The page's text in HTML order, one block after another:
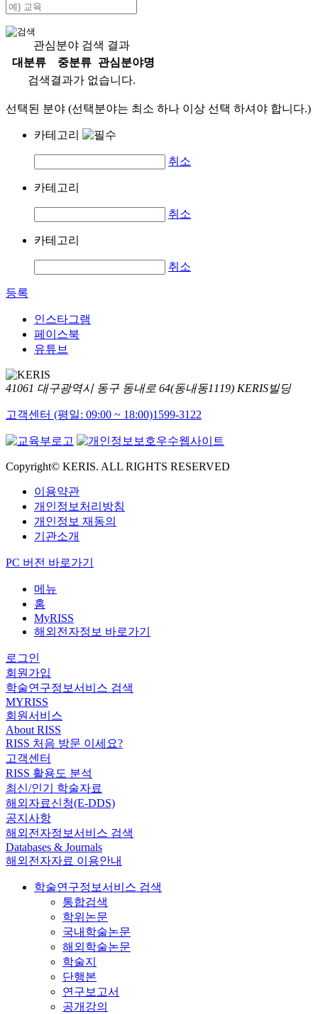
관심분야 검색 결과
대분류
중분류
관심분야명
검색결과가 없습니다.
선택된 분야 (선택분야는 최소 하나 이상 선택 하셔야 합니다.)
카테고리
취소
카테고리
취소
카테고리
취소
등록
인스타그램
페이스북
유튜브
41061 대구광역시 동구 동내로 64(동내동1119) KERIS빌딩
고객센터 (평일: 09:00 ~ 18:00)1599-3122
Copyright© KERIS. ALL RIGHTS RESERVED
이용약관
개인정보처리방침
개인정보 재동의
기관소개
PC 버전 바로가기
메뉴
홈
MyRISS
해외전자정보 바로가기
로그인
회원가입
학술연구정보서비스 검색
MYRISS
회원서비스
About RISS
RISS 처음 방문 이세요?
고객센터
RISS 활용도 분석
최신/인기 학술자료
해외자료신청(E-DDS)
공지사항
해외전자정보서비스 검색
Databases & Journals
해외전자자료 이용안내
학술연구정보서비스 검색
통합검색
학위논문
국내학술논문
해외학술논문
학술지
단행본
연구보고서
공개강의